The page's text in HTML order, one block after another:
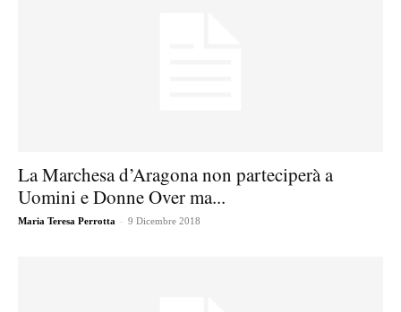
La Marchesa d’Aragona non parteciperà a
Uomini e Donne Over ma...
Maria Teresa Perrotta - 9 Dicembre 2018